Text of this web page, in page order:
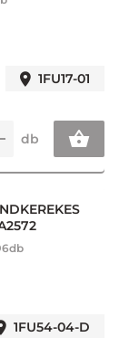
1FU17-01
db
1FU54-04-D